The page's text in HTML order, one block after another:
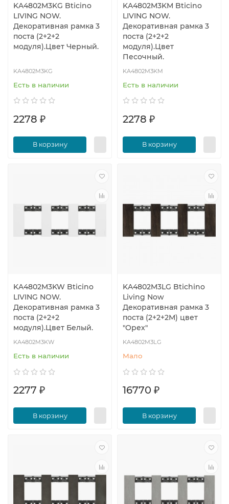
KA4802M3KG Bticino
LIVING NOW.
Декоративная рамка 3
поста (2+2+2
модуля).Цвет Черный.
KA4802M3KG
Есть в наличии
2278 ₽
В корзину
KA4802M3KM Bticino
LIVING NOW.
Декоративная рамка 3
поста (2+2+2
модуля).Цвет
Песочный.
KA4802M3KM
Есть в наличии
2278 ₽
В корзину
KA4802M3KW Bticino
LIVING NOW.
Декоративная рамка 3
поста (2+2+2
модуля).Цвет Белый.
KA4802M3KW
Есть в наличии
2277 ₽
В корзину
KA4802M3LG Btichino
Living Now
Декоративная рамка 3
поста (2+2+2М) цвет
"Орех"
KA4802M3LG
Мало
16770 ₽
В корзину